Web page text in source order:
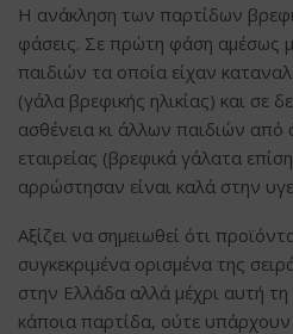
Η ανάκληση των παρτίδων
φάσεις. Σε πρώτη φάση αμέσως
παιδιών τα οποία είχαν
(γάλα βρεφικής ηλικίας) και σε
ασθένεια κι άλλων παιδιών από
εταιρείας (βρεφικά γάλατα
αρρώστησαν είναι καλά στην
Αξίζει να σημειωθεί ότι
συγκεκριμένα ορισμένα της
στην Ελλάδα αλλά μέχρι αυτή τη
κάποια παρτίδα, ούτε